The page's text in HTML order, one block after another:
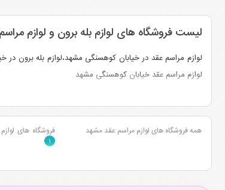
لیست فروشگاه های لوازم بله برون و لوازم
لوازم مراسم عقد در خیابان کوهسنگی مشهد،لوازم بله برون
لوازم مراسم عقد خیابان کوهسنگی مشهد
همه فروشگاه های لوازم مراسم عقد مشهد فروشگاه های
۱